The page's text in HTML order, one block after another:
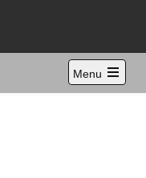
Menu
Open